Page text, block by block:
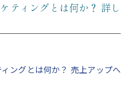
ティングとは何か？ 詳し
ングとは何か？ 売上アップへ